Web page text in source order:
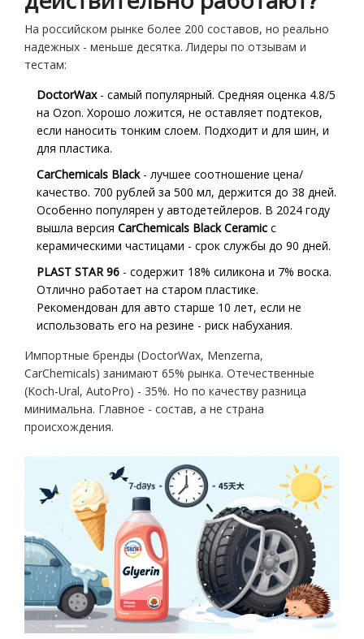
На российском рынке более 200 составов, но реально
надежных - меньше десятка. Лидеры по отзывам и
тестам:
DoctorWax- самый популярный. Средняя оценка 4.8/5
на Ozon. Хорошо ложится, не оставляет подтеков,
если наносить тонким слоем. Подходит и для шин, и
для пластика.
CarChemicals Black- лучшее соотношение цена/
качество. 700 рублей за 500 мл, держится до 38 дней.
Особенно популярен у автодетейлеров. В 2024 году
вышла версия CarChemicals Black Ceramic с
керамическими частицами - срок службы до 90 дней.
PLAST STAR 96 - содержит 18% силикона и 7% воска.
Отлично работает на старом пластике.
Рекомендован для авто старше 10 лет, если не
использовать его на резине - риск набухания.
Импортные бренды (DoctorWax, Menzerna,
CarChemicals) занимают 65% рынка. Отечественные
(Koch-Ural, AutoPro) - 35%. Но по качеству разница
минимальна. Главное - состав, а не страна
происхождения.